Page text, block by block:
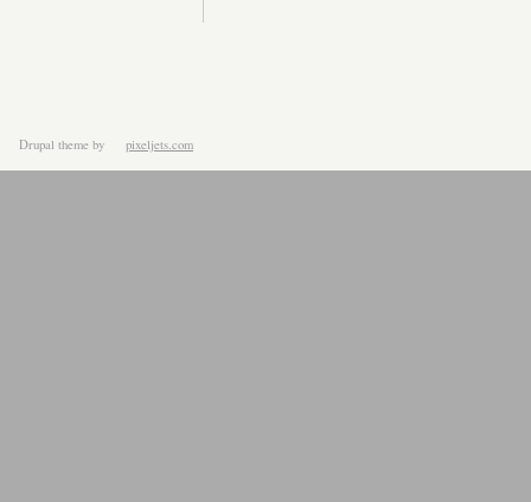
Drupal theme by pixeljets.com